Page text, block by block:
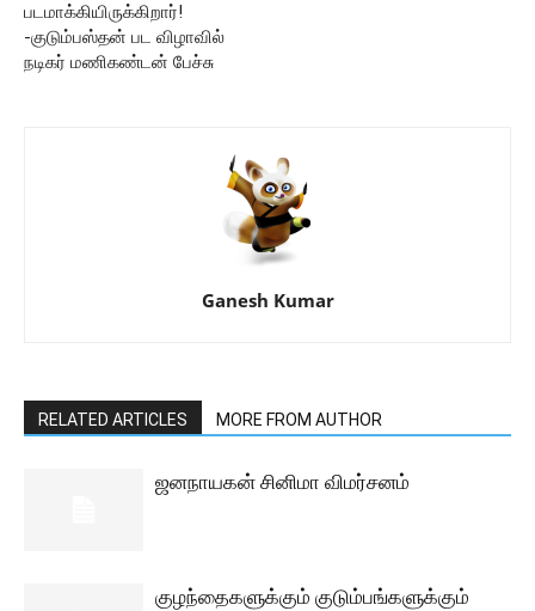
படமாக்கியிருக்கிறார்!
-குடும்பஸ்தன் பட விழாவில்
நடிகர் மணிகண்டன் பேச்சு
Ganesh Kumar
RELATED ARTICLES MORE FROM AUTHOR
ஜனநாயகன் சினிமா விமர்சனம்
குழந்தைகளுக்கும் குடும்பங்களுக்கும்